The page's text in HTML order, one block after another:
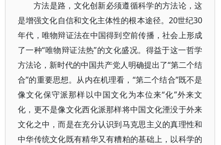
方法是路，文化创新必须遵循科学的方法论，这
是增强文化自信和文化主体性的根本途径。20世纪30
年代，唯物辩证法在中国得到空前传播，社会上形成
了一种“唯物辩证法热”的文化盛况。得益于这一哲学
方法论，新时代的中国共产党人明确提出了“第二个结
合”的重要思想。从内在机理看，“第二个结合”既不是
像文化保守派那样以中国文化为本位来“化”外来文
化，更不是像文化西化派那样将中国文化湮没于外来
文化之中，而是在充分认识到马克思主义的真理性和
中华传统文化既有精华又有糟粕的基础上，以科学的